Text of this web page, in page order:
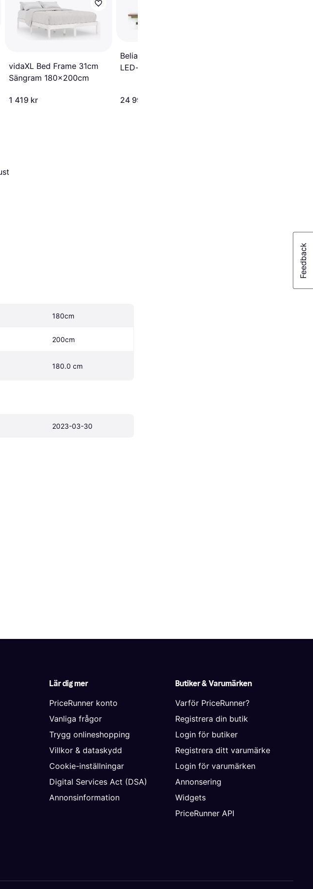
vidaXL Bed Frame 31cm
Sängram 180x200cm
1 419 kr
Beliani Dubbelsäng Zen
LED-belysning Sängram
24 999 kr
180cm
200cm
180.0 cm
2023-03-30
Lär dig mer
PriceRunner konto
Vanliga frågor
Trygg onlineshopping
Villkor & dataskydd
Cookie-inställningar
Digital Services Act (DSA)
Annonsinformation
Butiker & Varumärken
Varför PriceRunner?
Registrera din butik
Login för butiker
Registrera ditt varumärke
Login för varumärken
Annonsering
Widgets
PriceRunner API